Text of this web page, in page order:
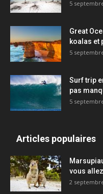
5
Great
koalas et
5
Surf trip
pas
5
Articles populaires
vous
2